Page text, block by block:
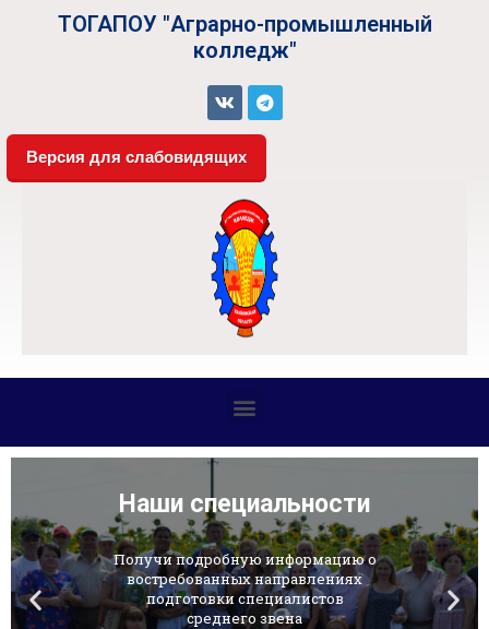
ТОГАПОУ "Аграрно-промышленный
колледж"
Версия для слабовидящих
Наши специальности
Получи подробную информацию о
востребованных направлениях
подготовки специалистов
среднего звена